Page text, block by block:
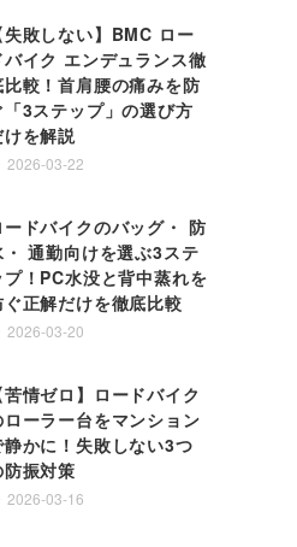
失敗しない】BMC ロー
バイク エンデュランス徹
比較！首肩腰の痛みを防
「3ステップ」の選び方
けを解説
2026-03-22
ードバイクのバッグ・ 防
・ 通勤向けを選ぶ3ステ
プ！PC水没と背中蒸れを
ぐ正解だけを徹底比較
2026-03-20
苦情ゼロ】ロードバイク
ローラー台をマンション
静かに！失敗しない3つ
防振対策
2026-03-16